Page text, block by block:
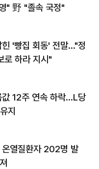
" 野 "졸속 국정"
힌 '빵집 회동' 전말…"정
로 하라 지시"
값 12주 연속 하락…L당
지
온열질환자 202명 발